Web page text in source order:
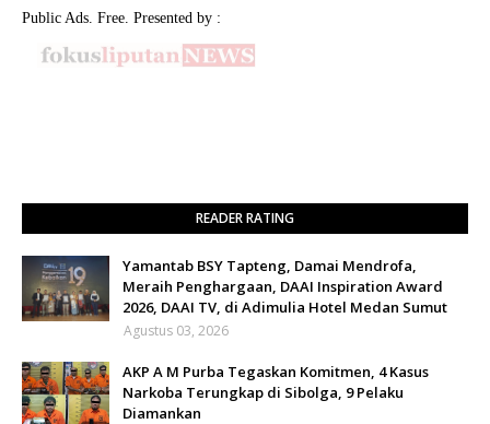
Public Ads. Free. Presented by :
READER RATING
Yamantab BSY Tapteng, Damai Mendrofa,
Meraih Penghargaan, DAAI Inspiration Award
2026, DAAI TV, di Adimulia Hotel Medan Sumut
Agustus 03, 2026
AKP A M Purba Tegaskan Komitmen, 4 Kasus
Narkoba Terungkap di Sibolga, 9 Pelaku
Diamankan